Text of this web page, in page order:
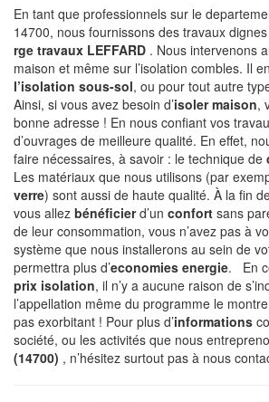
En tant que professionnels sur le
14700, nous fournissons des travaux
rge travaux LEFFARD . Nous intervenons
maison et même sur l’isolation combles. Il
l’isolation sous-sol, ou pour tout autre
Ainsi, si vous avez besoin d’isoler maison,
bonne adresse ! En nous confiant vos
d’ouvrages de meilleure qualité. En effet,
faire nécessaires, à savoir : le technique de
Les matériaux que nous utilisons (par
verre) sont aussi de haute qualité. À la fin
vous allez bénéficierd’un confort sans
de leur consommation, vous n’avez pas à
système que nous installerons au sein de
permettra plus d’economies energie. En
prix isolation, il n’y a aucune raison de
l’appellation même du programme le
pas exorbitant ! Pour plus d’informations
société, ou les activités que nous
(14700) , n’hésitez surtout pas à nous